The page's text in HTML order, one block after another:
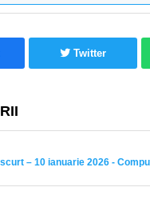
Twitter
– 10 ianuarie 2026 -